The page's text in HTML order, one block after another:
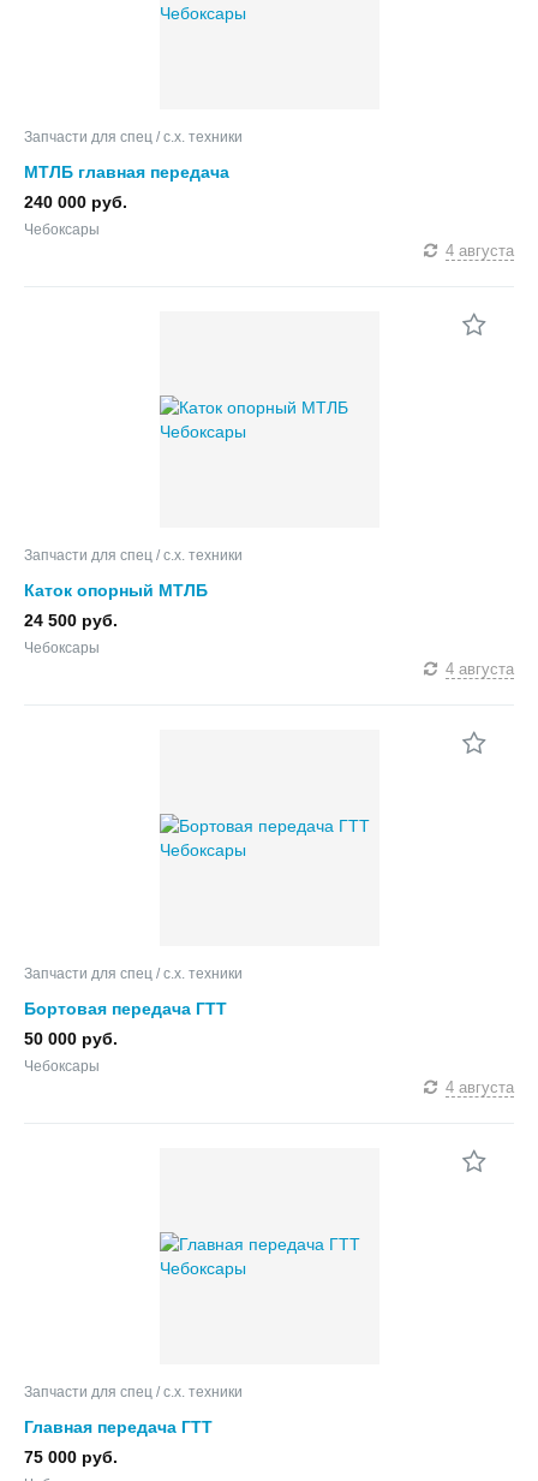
Запчасти для спец / с.х. техники
МТЛБ главная передача
240 000 руб.
Чебоксары
4 августа
Запчасти для спец / с.х. техники
Каток опорный МТЛБ
24 500 руб.
Чебоксары
4 августа
Запчасти для спец / с.х. техники
Бортовая передача ГТТ
50 000 руб.
Чебоксары
4 августа
Запчасти для спец / с.х. техники
Главная передача ГТТ
75 000 руб.